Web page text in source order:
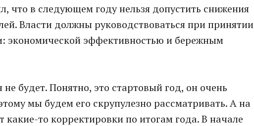
что в следующем году нельзя допустить снижения
Власти должны руководствоваться при принятии
экономической эффективностью и бережным
будет. Понятно, это стартовый год, он очень
мы будем его скрупулезно рассматривать. А на
какие-то корректировки по итогам года. В начале